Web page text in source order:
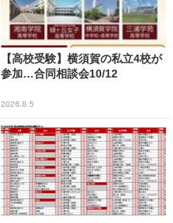
【高校受験】横須賀の私立4校が
参加…合同相談会10/12
2026.8.5